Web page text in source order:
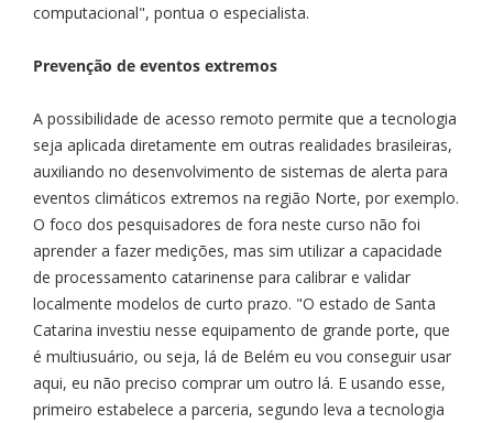
computacional", pontua o especialista.
Prevenção de eventos extremos
A possibilidade de acesso remoto permite que a tecnologia
seja aplicada diretamente em outras realidades brasileiras,
auxiliando no desenvolvimento de sistemas de alerta para
eventos climáticos extremos na região Norte, por exemplo.
O foco dos pesquisadores de fora neste curso não foi
aprender a fazer medições, mas sim utilizar a capacidade
de processamento catarinense para calibrar e validar
localmente modelos de curto prazo. "O estado de Santa
Catarina investiu nesse equipamento de grande porte, que
é multiusuário, ou seja, lá de Belém eu vou conseguir usar
aqui, eu não preciso comprar um outro lá. E usando esse,
primeiro estabelece a parceria, segundo leva a tecnologia